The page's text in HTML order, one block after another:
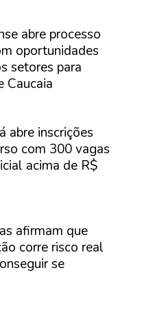
abre processo
oportunidades
setores para
Caucaia
abre inscrições
com 300 vagas
acima de R$
afirmam que
corre risco real
se